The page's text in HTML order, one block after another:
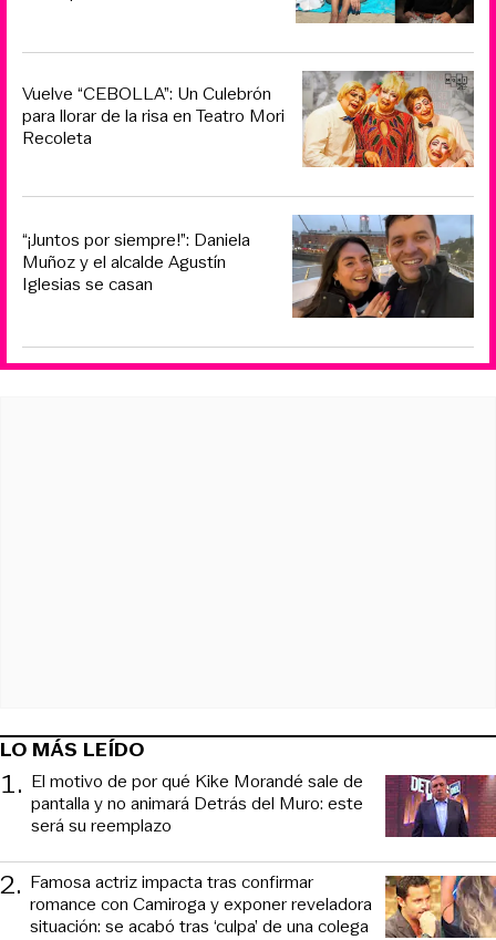
Vuelve “CEBOLLA”: Un Culebrón
para llorar de la risa en Teatro Mori
Recoleta
“¡Juntos por siempre!”: Daniela
Muñoz y el alcalde Agustín
Iglesias se casan
LO MÁS LEÍDO
1. El motivo de por qué Kike Morandé sale de
pantalla y no animará Detrás del Muro: este
será su reemplazo
2. Famosa actriz impacta tras confirmar
romance con Camiroga y exponer reveladora
situación: se acabó tras ‘culpa’ de una colega